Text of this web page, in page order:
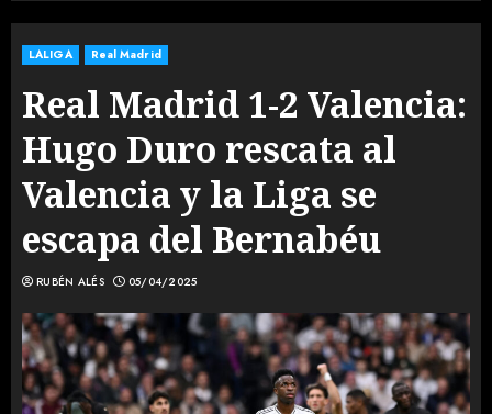
LALIGA Real Madrid
Real Madrid 1-2 Valencia:
Hugo Duro rescata al
Valencia y la Liga se
escapa del Bernabéu
RUBÉN ALÉS 05/04/2025